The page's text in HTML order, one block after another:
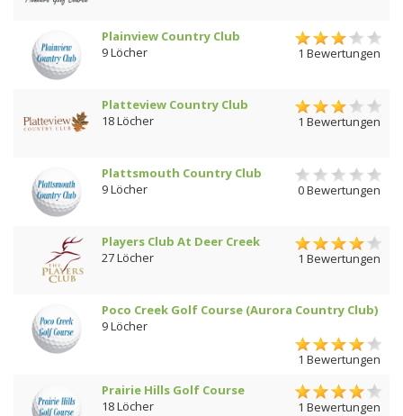
Plainview Country Club
9 Löcher
1 Bewertungen
Platteview Country Club
18 Löcher
1 Bewertungen
Plattsmouth Country Club
9 Löcher
0 Bewertungen
Players Club At Deer Creek
27 Löcher
1 Bewertungen
Poco Creek Golf Course (Aurora Country Club)
9 Löcher
1 Bewertungen
Prairie Hills Golf Course
18 Löcher
1 Bewertungen